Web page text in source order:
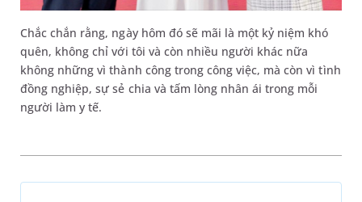
Chắc chắn rằng, ngày hôm đó sẽ mãi là một kỷ niệm khó
quên, không chỉ với tôi và còn nhiều người khác nữa
không những vì thành công trong công việc, mà còn vì tình
đồng nghiệp, sự sẻ chia và tấm lòng nhân ái trong mỗi
người làm y tế.